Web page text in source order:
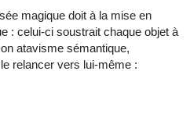
magique doit à la mise en
: celui-ci soustrait chaque objet à
atavisme sémantique,
relancer vers lui-même :